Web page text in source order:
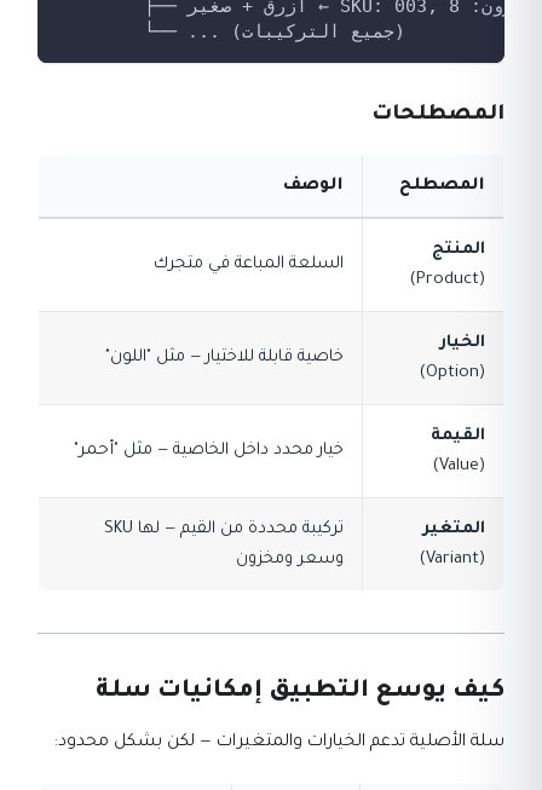
        └── ... (جميع التركيبات)
المصطلحات
المصطلح الوصف
المنتج
(Product)
السلعة المباعة في متجرك
الخيار
(Option)
خاصية قابلة للاختيار — مثل "اللون"
القيمة
(Value)
خيار محدد داخل الخاصية — مثل "أحمر"
المتغير
(Variant)
تركيبة محددة من القيم — لها SKU
وسعر ومخزون
كيف يوسع التطبيق إمكانيات سلة
سلة الأصلية تدعم الخيارات والمتغيرات — لكن بشكل محدود: